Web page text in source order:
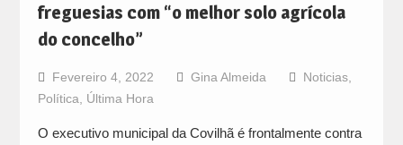
freguesias com “o melhor solo agrícola
do concelho”
Fevereiro 4, 2022 Gina Almeida Noticias,
Política
Última Hora
O executivo municipal da Covilhã é frontalmente contra